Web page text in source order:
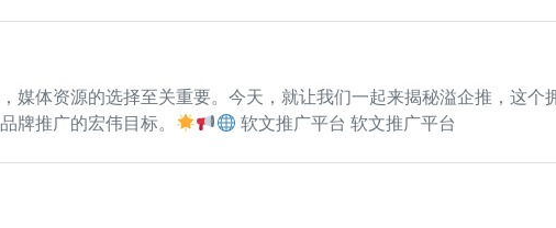
媒体资源的选择至关重要。今天，就让我们一起来揭秘溢企推，这个
牌推广的宏伟目标。
软文推广平台 软文推广平台